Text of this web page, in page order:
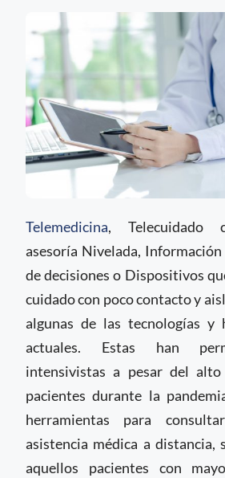
Telemedicina, Telecuidado
asesoría Nivelada,
de decisiones o Dispositivos
cuidado con poco contacto y
algunas de las tecnologías y
actuales. Estas han
intensivistas a pesar del
pacientes durante la
herramientas para
asistencia médica a distancia,
aquellos pacientes con